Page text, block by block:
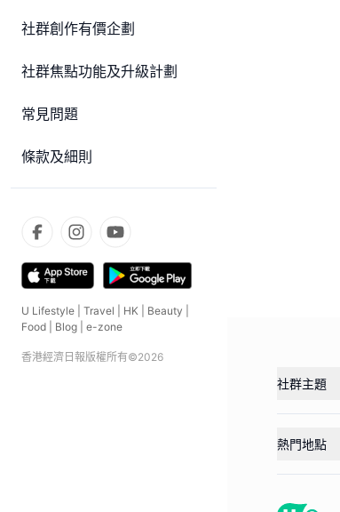
社群創作有價企劃
社群焦點功能及升級計劃
常見問題
條款及細則
U Lifestyle Travel HK Beauty
Food
Blog e-zone
香港經濟日報版權所有©2026
社群主題
熱門地點